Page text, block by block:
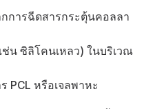
กการฉีดสารกระตุ้นคอลลา
ช่น ซิลิโคนเหลว) ในบริเวณ
PCL หรือเจลพาหะ